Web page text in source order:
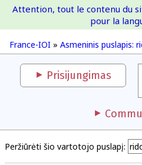
France-IOI » Asmeninis puslapis:
Attention, tout le contenu du
pour la
Prisijungimas
Peržiūrėti šio vartotojo puslapį: